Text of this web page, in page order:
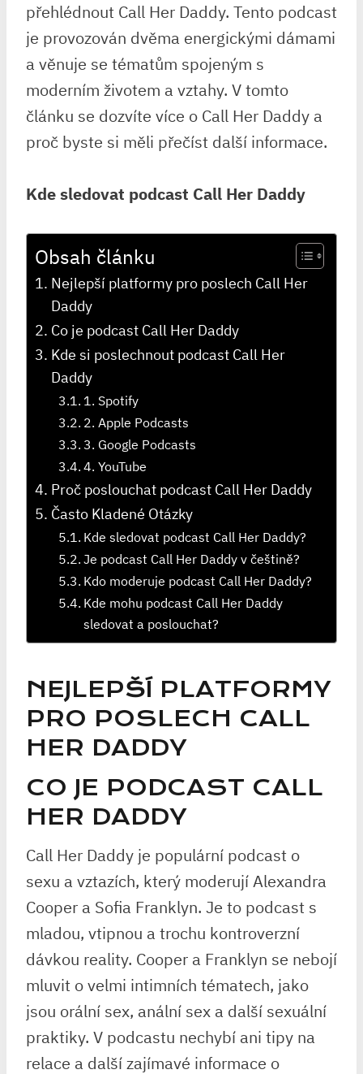
přehlédnout Call Her Daddy. Tento podcast
je provozován dvěma energickými dámami
a věnuje se tématům spojeným s
moderním životem a vztahy. V tomto
článku se dozvíte více o Call Her Daddy a
proč byste si měli přečíst další informace.
Kde sledovat podcast Call Her Daddy
Obsah článku
Nejlepší platformy pro poslech Call Her
Daddy
Co je podcast Call Her Daddy
Kde si poslechnout podcast Call Her
Daddy
1. Spotify
2. Apple Podcasts
3. Google Podcasts
4. YouTube
Proč poslouchat podcast Call Her Daddy
Často Kladené Otázky
Kde sledovat podcast Call Her Daddy?
Je podcast Call Her Daddy v češtině?
Kdo moderuje podcast Call Her Daddy?
Kde mohu podcast Call Her Daddy
sledovat a poslouchat?
NEJLEPŠÍ PLATFORMY
PRO POSLECH CALL
HER DADDY
CO JE PODCAST CALL
HER DADDY
Call Her Daddy je populární podcast o
sexu a vztazích, který moderují Alexandra
Cooper a Sofia Franklyn. Je to podcast s
mladou, vtipnou a trochu kontroverzní
dávkou reality. Cooper a Franklyn se nebojí
mluvit o velmi intimních tématech, jako
jsou orální sex, anální sex a další sexuální
praktiky. V podcastu nechybí ani tipy na
relace a další zajímavé informace o